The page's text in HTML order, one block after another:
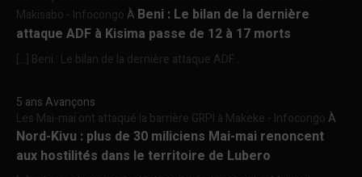
Makisabo - InfocongoÀ Beni : Le bilan de la dernière
attaque ADF à Kisima passe de 12 à 17 morts
[…] Beni : Le bilan de la dernière attaque ADF...
5 ans Avançons
Les Mai-mai ont attaqué la barrière GRPI à Makeke - InfocongoÀ
Nord-Kivu : plus de 30 miliciens Mai-mai renoncent
aux hostilités dans le territoire de Lubero